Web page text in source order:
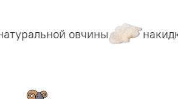
овчины